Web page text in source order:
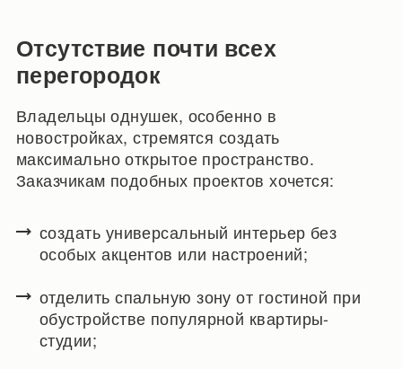
Отсутствие почти всех
перегородок
Владельцы однушек, особенно в
новостройках, стремятся создать
максимально открытое пространство.
Заказчикам подобных проектов хочется:
создать универсальный интерьер без
особых акцентов или настроений;
отделить спальную зону от гостиной при
обустройстве популярной квартиры-
студии;